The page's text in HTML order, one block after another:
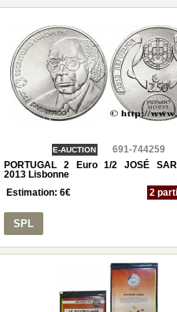
E-AUCTION
691-744259
PORTUGAL 2 Euro 1/2 JOSÉ
2013 Lisbonne
Estimation:6€ 2
SPL